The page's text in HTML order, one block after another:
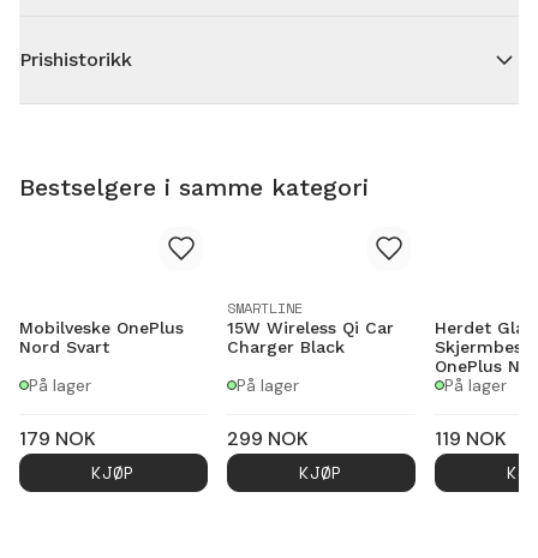
Prishistorikk
Bestselgere i samme kategori
Mobilveske OnePlus
Nord Svart
På lager
179 NOK
KJØP
SMARTLINE
15W Wireless Qi Car
Charger Black
På lager
299 NOK
KJØP
Herdet
OnePlus
På lager
119 NOK